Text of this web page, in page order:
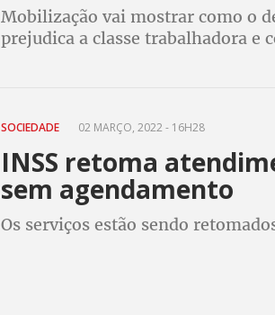
Mobilização vai mostrar como o
prejudica a classe trabalhadora e
SOCIEDADE 02 MARÇO, 2022 - 16H28
INSS retoma
sem agendamento
Os serviços estão sendo